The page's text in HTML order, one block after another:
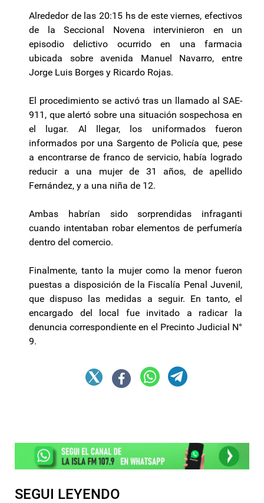
Alrededor de las 20:15 hs de este viernes, efectivos
de la Seccional Novena intervinieron en un
episodio delictivo ocurrido en una farmacia
ubicada sobre avenida Manuel Navarro, entre
Jorge Luis Borges y Ricardo Rojas.
El procedimiento se activó tras un llamado al SAE-
911, que alertó sobre una situación sospechosa en
el lugar. Al llegar, los uniformados fueron
informados por una Sargento de Policía que, pese
a encontrarse de franco de servicio, había logrado
reducir a una mujer de 31 años, de apellido
Fernández, y a una niña de 12.
Ambas habrían sido sorprendidas infraganti
cuando intentaban robar elementos de perfumería
dentro del comercio.
Finalmente, tanto la mujer como la menor fueron
puestas a disposición de la Fiscalía Penal Juvenil,
que dispuso las medidas a seguir. En tanto, el
encargado del local fue invitado a radicar la
denuncia correspondiente en el Precinto Judicial N°
9.
SEGUI LEYENDO